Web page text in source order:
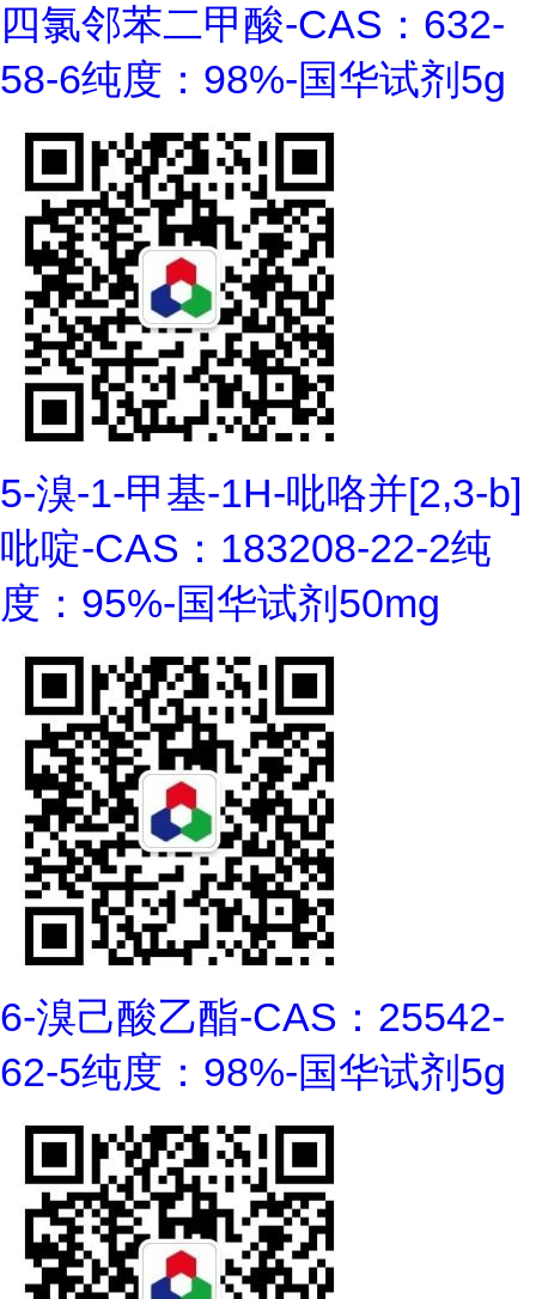
四氯邻苯二甲酸-CAS：632-
58-6纯度：98%-国华试剂5g
5-溴-1-甲基-1H-吡咯并[2,3-b]
吡啶-CAS：183208-22-2纯
度：95%-国华试剂50mg
6-溴己酸乙酯-CAS：25542-
62-5纯度：98%-国华试剂5g